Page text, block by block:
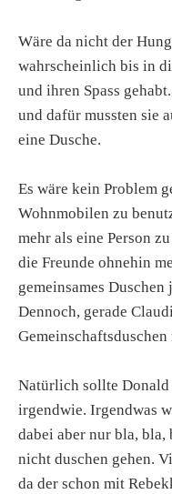
Wäre da nicht der
wahrscheinlich bis in
und ihren Spass
und dafür mussten sie
eine Dusche.
Es wäre kein Problem
Wohnmobilen zu
mehr als eine Person
die Freunde ohnehin
gemeinsames
Dennoch, gerade
Gemeinschaftsduschen
Natürlich sollte
irgendwie. Irgendwas
dabei aber nur bla,
nicht duschen gehen.
da der schon mit